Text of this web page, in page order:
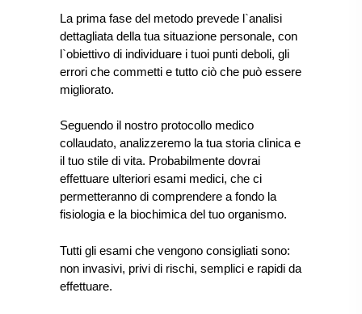
La prima fase del metodo prevede l`analisi
dettagliata della tua situazione personale, con
l`obiettivo di individuare i tuoi punti deboli, gli
errori che commetti e tutto ciò che può essere
migliorato.
Seguendo il nostro protocollo medico
collaudato, analizzeremo la tua storia clinica e
il tuo stile di vita. Probabilmente dovrai
effettuare ulteriori esami medici, che ci
permetteranno di comprendere a fondo la
fisiologia e la biochimica del tuo organismo.
Tutti gli esami che vengono consigliati sono:
non invasivi, privi di rischi, semplici e rapidi da
effettuare.